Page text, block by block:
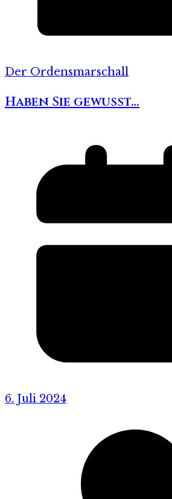
Der Ordensmarschall
Haben Sie gewusst…
6. Juli 2024